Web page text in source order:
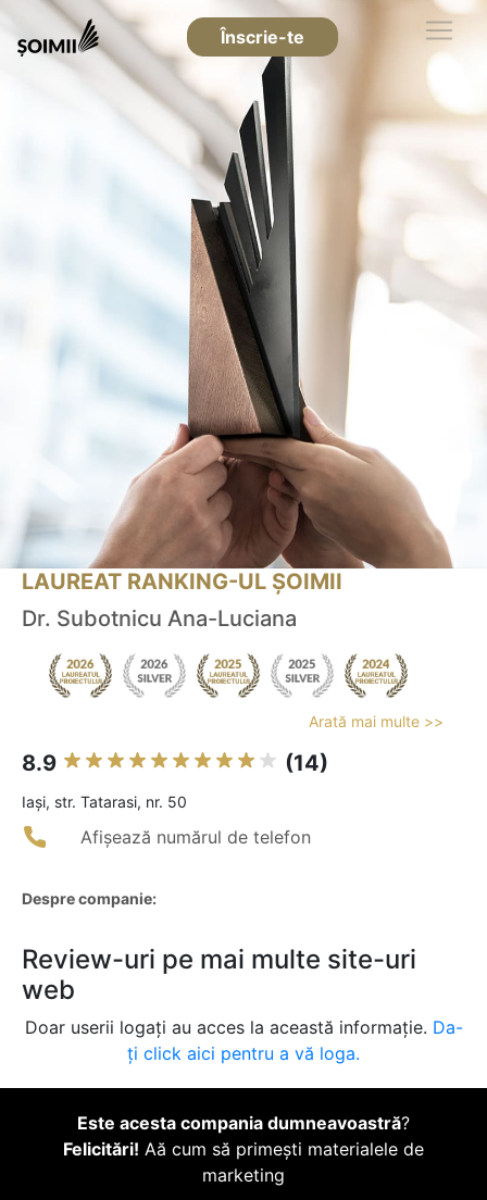
Înscrie-te
LAUREAT RANKING-UL ȘOIMII
Dr. Subotnicu Ana-Luciana
Arată mai multe >>
8.9 (14)
Iaşi, str. Tatarasi, nr. 50
Afișează numărul de telefon
Despre companie:
Review-uri pe mai multe site-uri
web
Doar userii logați au acces la această informație. Da-
ți click aici pentru a vă loga.
Este acesta compania dumneavoastră?
Felicitări! Aă cum să primești materialele de
marketing